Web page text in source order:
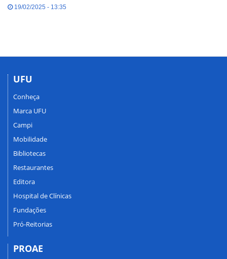
19/02/2025 - 13:35
UFU
Conheça
Marca UFU
Campi
Mobilidade
Bibliotecas
Restaurantes
Editora
Hospital de Clínicas
Fundações
Pró-Reitorias
PROAE